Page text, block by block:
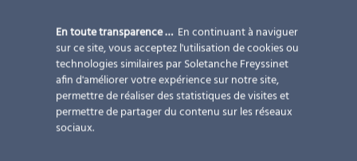
En toute transparence … En continuant à naviguer
sur ce site, vous acceptez l'utilisation de cookies ou
technologies similaires par Soletanche Freyssinet
afin d'améliorer votre expérience sur notre site,
permettre de réaliser des statistiques de visites et
permettre de partager du contenu sur les réseaux
sociaux.